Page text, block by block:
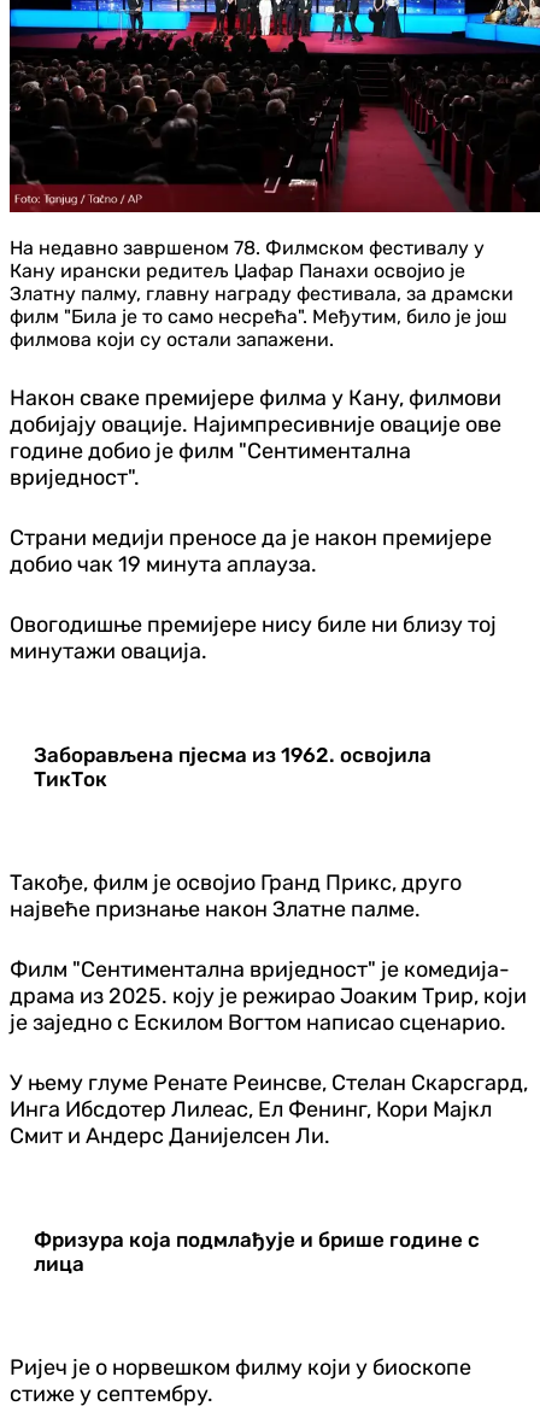
На недавно завршеном 78. Филмском фестивалу у
Кану ирански редитељ Џафар Панахи освојио је
Златну палму, главну награду фестивала, за драмски
филм "Била је то само несрећа". Међутим, било је још
филмова који су остали запажени.
Након сваке премијере филма у Кану, филмови
добијају овације. Најимпресивније овације ове
године добио је филм "Сентиментална
вриједност".
Страни медији преносе да је након премијере
добио чак 19 минута аплауза.
Овогодишње премијере нису биле ни близу тој
минутажи овација.
Заборављена пјесма из 1962. освојила
ТикТок
Такође, филм је освојио Гранд Прикс, друго
највеће признање након Златне палме.
Филм "Сентиментална вриједност" је комедија-
драма из 2025. коју је режирао Јоаким Трир, који
је заједно с Ескилом Вогтом написао сценарио.
У њему глуме Ренате Реинсве, Стелан Скарсгард,
Инга Ибсдотер Лилеас, Ел Фенинг, Кори Мајкл
Смит и Андерс Данијелсен Ли.
Фризура која подмлађује и брише године с
лица
Ријеч је о норвешком филму који у биоскопе
стиже у септембру.